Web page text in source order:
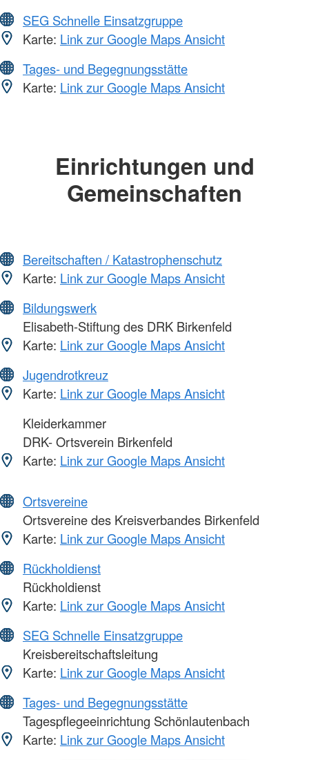
SEG Schnelle Einsatzgruppe
Karte: Link zur Google Maps Ansicht
Tages- und Begegnungsstätte
Karte: Link zur Google Maps Ansicht
Einrichtungen und
Gemeinschaften
Bereitschaften / Katastrophenschutz
Karte: Link zur Google Maps Ansicht
Bildungswerk
Elisabeth-Stiftung des DRK Birkenfeld
Karte: Link zur Google Maps Ansicht
Jugendrotkreuz
Karte: Link zur Google Maps Ansicht
Kleiderkammer
DRK- Ortsverein Birkenfeld
Karte: Link zur Google Maps Ansicht
Ortsvereine
Ortsvereine des Kreisverbandes Birkenfeld
Karte: Link zur Google Maps Ansicht
Rückholdienst
Rückholdienst
Karte: Link zur Google Maps Ansicht
SEG Schnelle Einsatzgruppe
Kreisbereitschaftsleitung
Karte: Link zur Google Maps Ansicht
Tages- und Begegnungsstätte
Tagespflegeeinrichtung Schönlautenbach
Karte: Link zur Google Maps Ansicht